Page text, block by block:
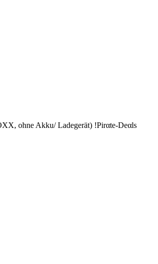
ohne Akku/ Ladegerät) !Pirαtе-Dеαls